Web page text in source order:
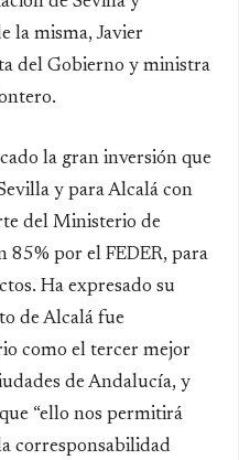
la misma, Javier
del Gobierno y ministra
la gran inversión que
y para Alcalá con
del Ministerio de
85% por el FEDER, para
Ha expresado su
de Alcalá fue
como el tercer mejor
de Andalucía, y
“ello nos permitirá
corresponsabilidad